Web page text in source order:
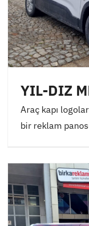
YIL-DIZ
Araç kapı
bir reklam